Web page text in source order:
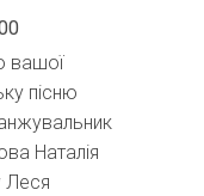
вашої
пісню
Наталія
Леся